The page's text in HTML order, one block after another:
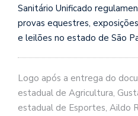
Sanitário Unificado
provas equestres,
e leilões no estado de São
Logo após a entrega do
estadual de Agricultura,
estadual de Esportes, Aildo